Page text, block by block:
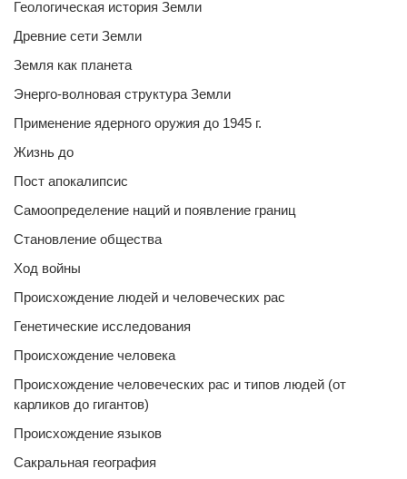
Геологическая история Земли
Древние сети Земли
Земля как планета
Энерго-волновая структура Земли
Применение ядерного оружия до 1945 г.
Жизнь до
Пост апокалипсис
Самоопределение наций и появление границ
Становление общества
Ход войны
Происхождение людей и человеческих рас
Генетические исследования
Происхождение человека
Происхождение человеческих рас и типов людей (от
карликов до гигантов)
Происхождение языков
Сакральная география